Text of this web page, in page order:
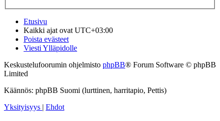
Etusivu
Kaikki ajat ovat UTC+03:00
Poista evästeet
Viesti Ylläpidolle
Keskustelufoorumin ohjelmisto phpBB® Forum Software © phpBB
Limited
Käännös: phpBB Suomi (lurttinen, harritapio, Pettis)
Yksityisyys | Ehdot